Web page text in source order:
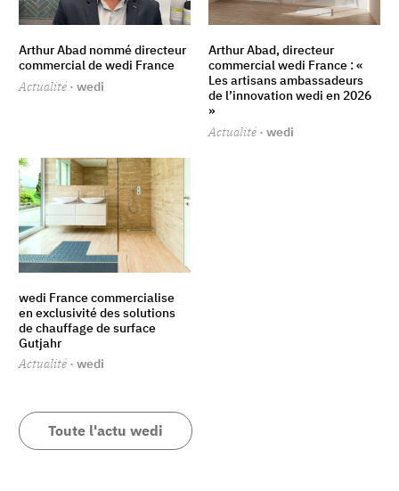
Arthur Abad nommé directeur
commercial de wedi France
Actualité · wedi
Arthur Abad, directeur
commercial wedi France : «
Les artisans ambassadeurs
de l’innovation wedi en 2026
»
Actualité · wedi
wedi France commercialise
en exclusivité des solutions
de chauffage de surface
Gutjahr
Actualité · wedi
Toute l'actu wedi